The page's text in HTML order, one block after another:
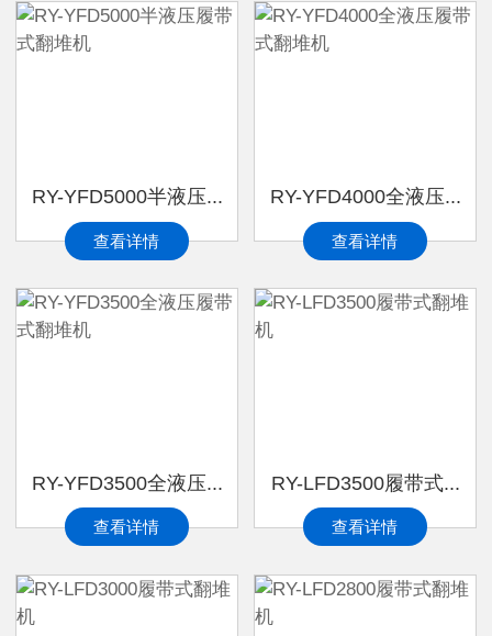
RY-YFD5000半液压...
查看详情
RY-YFD4000全液压...
查看详情
RY-YFD3500全液压...
查看详情
RY-LFD3500履带式...
查看详情